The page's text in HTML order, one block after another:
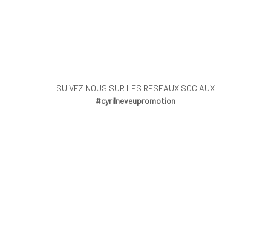
SUIVEZ NOUS SUR LES RESEAUX SOCIAUX
#cyrilneveupromotion